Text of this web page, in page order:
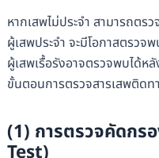
หากเสพไม่ประจำ สามารถตร
ผู้เสพประจำ จะมีโอกาสตรวจ
ผู้เสพเรื้อรังอาจตรวจพบได้ห
ขั้นตอนการตรวจสารเสพติดท
(1) การตรวจคัดก
Test)